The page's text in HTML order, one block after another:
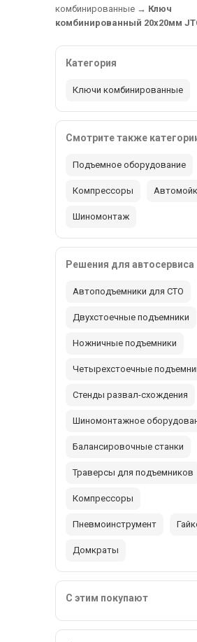
комбинированные → Ключ
комбинированный 20х20мм
Категория
Ключи комбинированные
Смотрите также
Подъемное оборудование
Компрессоры
Шиномонтаж
Решения для автосервиса
Автоподъемники для СТО
Двухстоечные подъемники
Ножничные подъемники
Четырехстоечные
Стенды развал-схождения
Шиномонтажное
Балансировочные станки
Траверсы для подъемников
Компрессоры
Пневмоинструмент
Домкраты
С этим покупают